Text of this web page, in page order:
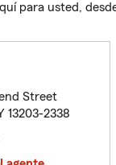
para usted,
Street
13203-2338